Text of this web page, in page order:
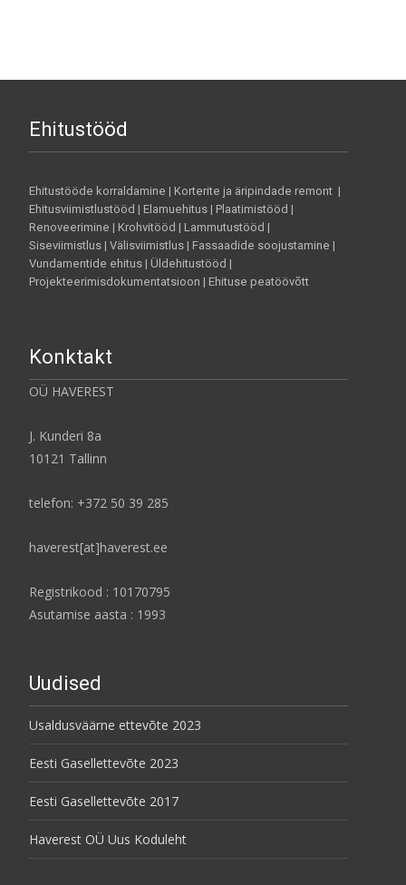
Ehitustööd
Ehitustööde korraldamine | Korterite ja äripindade remont |
Ehitusviimistlustööd | Elamuehitus | Plaatimistööd |
Renoveerimine | Krohvitööd | Lammutustööd |
Siseviimistlus | Välisviimistlus | Fassaadide soojustamine |
Vundamentide ehitus | Üldehitustööd |
Projekteerimisdokumentatsioon | Ehituse peatöövõtt
Konktakt
OÜ HAVEREST
J. Kunderi 8a
10121 Tallinn
telefon: +372 50 39 285
haverest[at]haverest.ee
Registrikood : 10170795
Asutamise aasta : 1993
Uudised
Usaldusväärne ettevõte 2023
Eesti Gasellettevõte 2023
Eesti Gasellettevõte 2017
Haverest OÜ Uus Koduleht